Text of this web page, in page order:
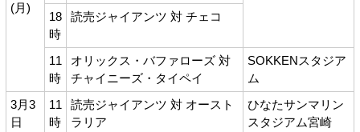
(月)
18
時
読売ジャイアンツ 対 チェコ
11
時
オリックス・バファローズ 対
チャイニーズ・タイペイ
SOKKENスタジア
ム
3月3
日
11
時
読売ジャイアンツ 対 オースト
ラリア
ひなたサンマリン
スタジアム宮崎